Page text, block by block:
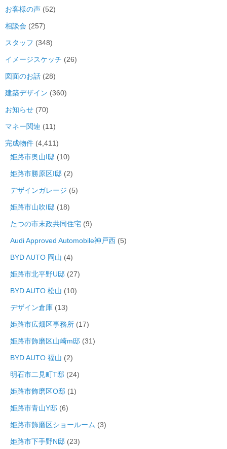
お客様の声 (52)
相談会 (257)
スタッフ (348)
イメージスケッチ (26)
図面のお話 (28)
建築デザイン (360)
お知らせ (70)
マネー関連 (11)
完成物件 (4,411)
姫路市奥山I邸 (10)
姫路市勝原区I邸 (2)
デザインガレージ (5)
姫路市山吹I邸 (18)
たつの市末政共同住宅 (9)
Audi Approved Automobile神戸西 (5)
BYD AUTO 岡山 (4)
姫路市北平野U邸 (27)
BYD AUTO 松山 (10)
デザイン倉庫 (13)
姫路市広畑区事務所 (17)
姫路市飾磨区山崎m邸 (31)
BYD AUTO 福山 (2)
明石市二見町T邸 (24)
姫路市飾磨区O邸 (1)
姫路市青山Y邸 (6)
姫路市飾磨区ショールーム (3)
姫路市下手野N邸 (23)